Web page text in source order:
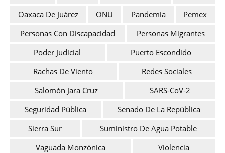
Oaxaca De Juárez
ONU Pandemia
Pemex
Personas Con Discapacidad
Personas Migrantes
Poder Judicial
Puerto Escondido
Rachas De Viento
Redes Sociales
Salomón Jara Cruz
SARS-CoV-2
Seguridad Pública
Senado De La República
Sierra Sur
Suministro De Agua Potable
Vaguada Monzónica
Violencia